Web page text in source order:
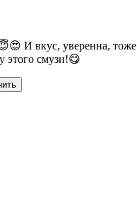
И вкус, уверенна, тоже
этого смузи!😋